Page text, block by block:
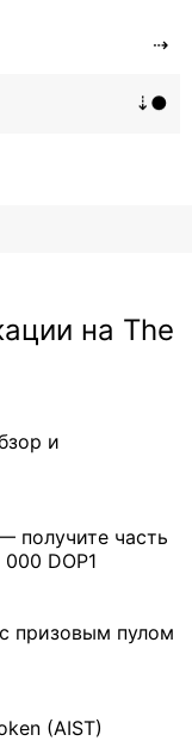
на The
и
получите часть
DOP1
призовым пулом
(AIST)